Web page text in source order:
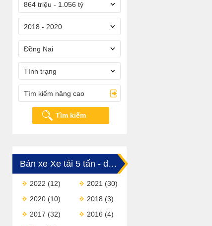
864 triệu - 1.056 tỷ
2018 - 2020
Đồng Nai
Tình trạng
Tìm kiếm nâng cao
Tìm kiếm
Bán xe Xe tải 5 tấn - dưới 10 tấn
2022 (12) 2021 (30)
2020 (10) 2018 (3)
2017 (32) 2016 (4)